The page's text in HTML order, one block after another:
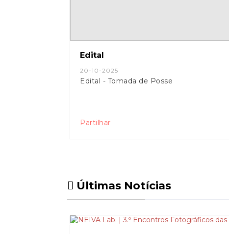
Edital
20-10-2025
Edital - Tomada de Posse
Partilhar
Últimas Notícias